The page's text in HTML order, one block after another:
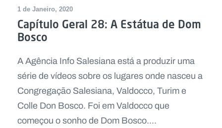
1 de Janeiro, 2020
Capítulo Geral 28: A Estátua de Dom
Bosco
A Agência Info Salesiana está a produzir uma
série de vídeos sobre os lugares onde nasceu a
Congregação Salesiana, Valdocco, Turim e
Colle Don Bosco. Foi em Valdocco que
começou o sonho de Dom Bosco....